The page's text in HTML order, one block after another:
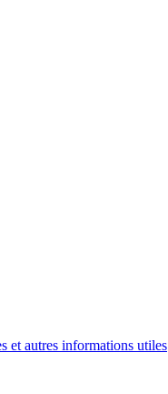
et autres informations utiles